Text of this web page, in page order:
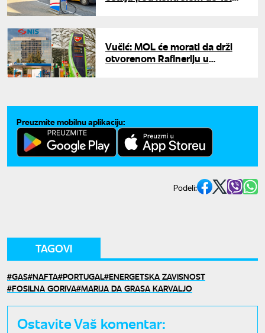
Vučić: MOL će morati da drži
otvorenom Rafineriju u
Preuzmite mobilnu aplikaciju:
Podeli:
TAGOVI
GAS NAFTA PORTUGAL ENERGETSKA ZAVISNOST
FOSILNA GORIVA MARIJA DA GRASA KARVALJO
Ostavite Vaš komentar: